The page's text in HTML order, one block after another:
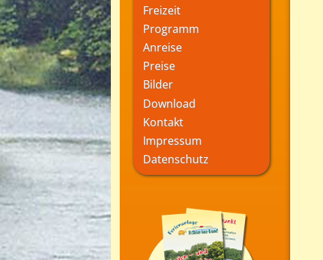
Freizeit
Programm
Anreise
Preise
Bilder
Download
Kontakt
Impressum
Datenschutz